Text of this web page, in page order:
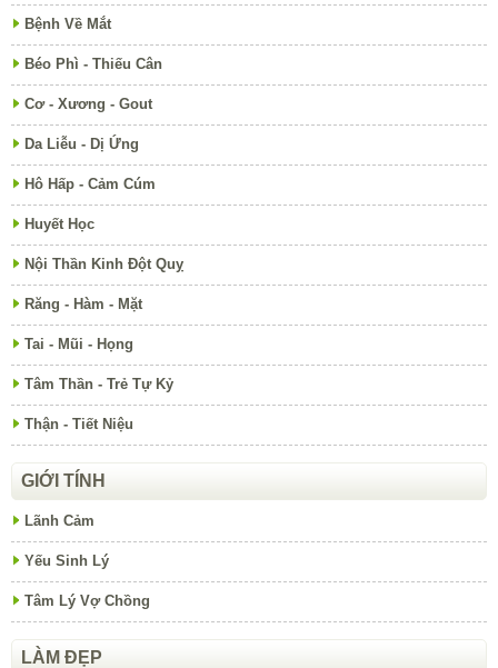
Bệnh Về Mắt
Béo Phì - Thiếu Cân
Cơ - Xương - Gout
Da Liễu - Dị Ứng
Hô Hấp - Cảm Cúm
Huyết Học
Nội Thần Kinh Đột Quỵ
Răng - Hàm - Mặt
Tai - Mũi - Họng
Tâm Thần - Trẻ Tự Kỷ
Thận - Tiết Niệu
GIỚI TÍNH
Lãnh Cảm
Yếu Sinh Lý
Tâm Lý Vợ Chồng
LÀM ĐẸP